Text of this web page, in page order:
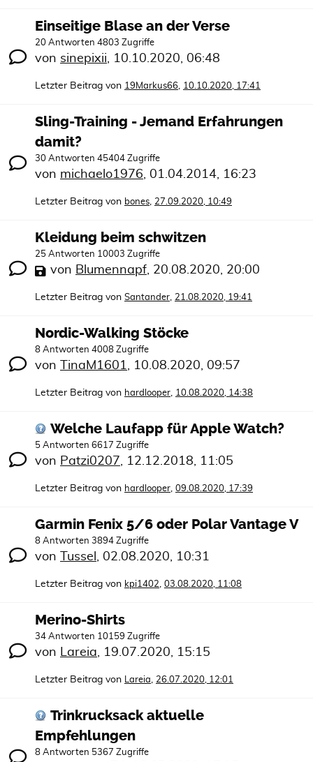
Einseitige Blase an der Verse
20 Antworten 4803 Zugriffe
von sinepixii, 10.10.2020, 06:48
Letzter Beitrag von 19Markus66, 10.10.2020, 17:41
Sling-Training - Jemand Erfahrungen
damit?
30 Antworten 45404 Zugriffe
von michaelo1976, 01.04.2014, 16:23
Letzter Beitrag von bones, 27.09.2020, 10:49
Kleidung beim schwitzen
25 Antworten 10003 Zugriffe
von Blumennapf, 20.08.2020, 20:00
Letzter Beitrag von Santander, 21.08.2020, 19:41
Nordic-Walking Stöcke
8 Antworten 4008 Zugriffe
von TinaM1601, 10.08.2020, 09:57
Letzter Beitrag von hardlooper, 10.08.2020, 14:38
Welche Laufapp für Apple Watch?
5 Antworten 6617 Zugriffe
von Patzi0207, 12.12.2018, 11:05
Letzter Beitrag von hardlooper, 09.08.2020, 17:39
Garmin Fenix 5/6 oder Polar Vantage V
8 Antworten 3894 Zugriffe
von Tussel , 02.08.2020, 10:31
Letzter Beitrag von kpi1402, 03.08.2020, 11:08
Merino-Shirts
34 Antworten 10159 Zugriffe
von Lareia, 19.07.2020, 15:15
Letzter Beitrag von Lareia, 26.07.2020, 12:01
Trinkrucksack aktuelle
Empfehlungen
8 Antworten 5367 Zugriffe